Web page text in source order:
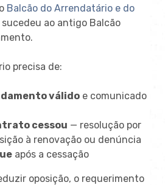
Balcão do Arrendatário e do
sucedeu ao antigo Balcão
precisa de:
válido e comunicado
cessou — resolução por
à renovação ou denúncia
após a cessação
oposição, o requerimento